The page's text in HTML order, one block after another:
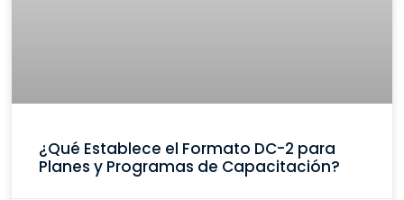
¿Qué Establece el Formato DC-2 para
Planes y Programas de Capacitación?